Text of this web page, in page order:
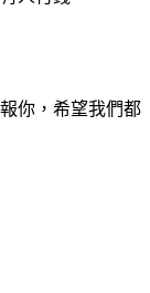
你， 希望我們都